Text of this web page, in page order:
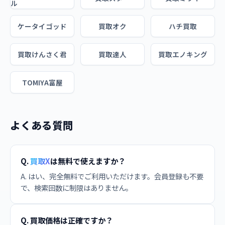
ル
ケータイゴッド 買取オク ハチ買取
買取けんさく君 買取達人 買取エノキング
TOMIYA富屋
よくある質問
Q.買取Xは無料で使えますか？
A. はい、完全無料でご利用いただけます。会員登録も不要
で、検索回数に制限はありません。
Q. 買取価格は正確ですか？